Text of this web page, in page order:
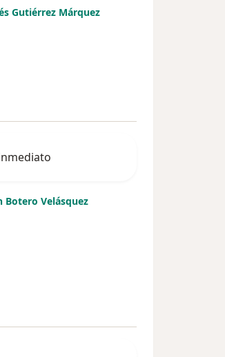
Gutiérrez Márquez
Botero Velásquez